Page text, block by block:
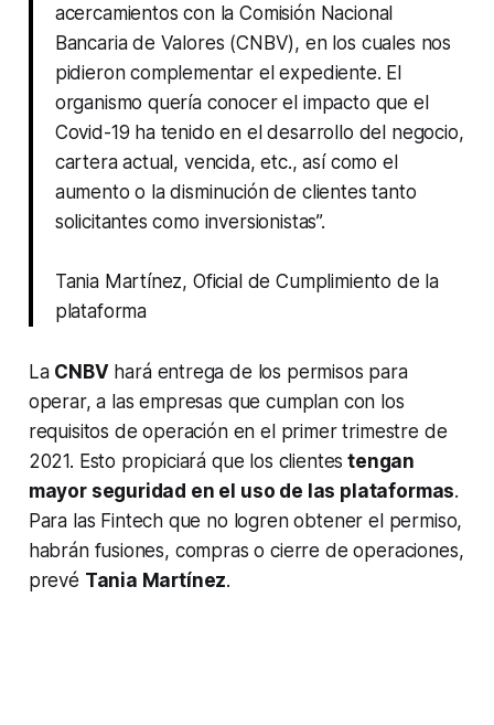
acercamientos con la Comisión Nacional
Bancaria de Valores (CNBV), en los cuales nos
pidieron complementar el expediente. El
organismo quería conocer el impacto que el
Covid-19 ha tenido en el desarrollo del negocio,
cartera actual, vencida, etc., así como el
aumento o la disminución de clientes tanto
solicitantes como inversionistas”.
Tania Martínez, Oficial de Cumplimiento de la
plataforma
La CNBVhará entrega de los permisos para
operar, a las empresas que cumplan con los
requisitos de operación en el primer trimestre de
2021. Esto propiciará que los clientes tengan
mayor seguridad en el uso de las plataformas.
Para las Fintech que no logren obtener el permiso,
habrán fusiones, compras o cierre de operaciones,
prevé Tania Martínez.